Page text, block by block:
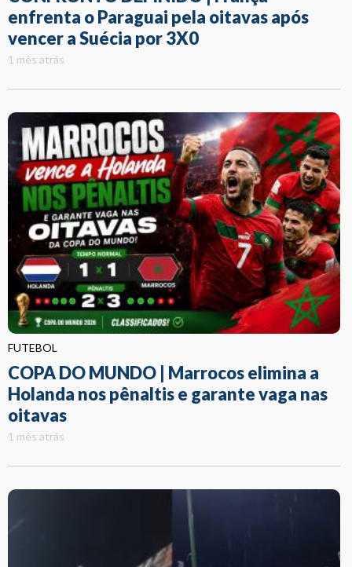
enfrenta o Paraguai pela oitavas após
vencer a Suécia por 3X0
1 mês atrás
FUTEBOL
COPA DO MUNDO | Marrocos elimina a
Holanda nos pênaltis e garante vaga nas
oitavas
1 mês atrás